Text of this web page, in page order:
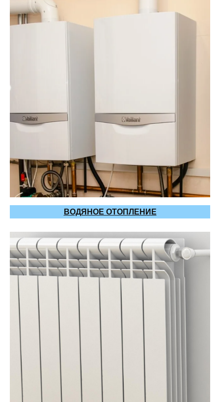
ВОДЯНОЕ ОТОПЛЕНИЕ